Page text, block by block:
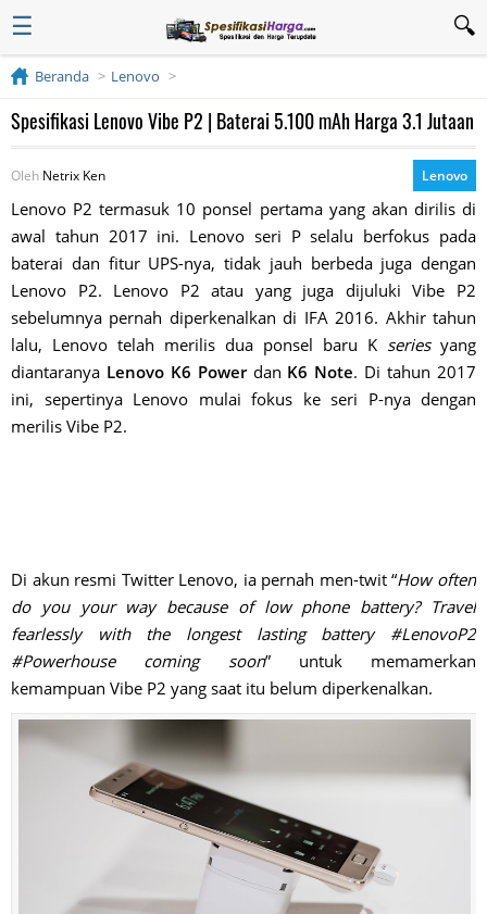
☰
Beranda Lenovo
Spesifikasi Lenovo Vibe P2 | Baterai 5.100 mAh Harga 3.1 Jutaan
Oleh Netrix Ken Lenovo
Lenovo P2 termasuk 10 ponsel pertama yang akan dirilis di
awal tahun 2017 ini. Lenovo seri P selalu berfokus pada
baterai dan fitur UPS-nya, tidak jauh berbeda juga dengan
Lenovo P2. Lenovo P2 atau yang juga dijuluki Vibe P2
sebelumnya pernah diperkenalkan di IFA 2016. Akhir tahun
lalu, Lenovo telah merilis dua ponsel baru K seriesyang
diantaranya Lenovo K6 Powerdan K6 Note. Di tahun 2017
ini, sepertinya Lenovo mulai fokus ke seri P-nya dengan
merilis Vibe P2.
Di akun resmi Twitter Lenovo, ia pernah men-twit “How often
do you your way because of low phone battery? Travel
fearlessly with the longest lasting battery #LenovoP2
#Powerhouse coming soon” untuk memamerkan
kemampuan Vibe P2 yang saat itu belum diperkenalkan.